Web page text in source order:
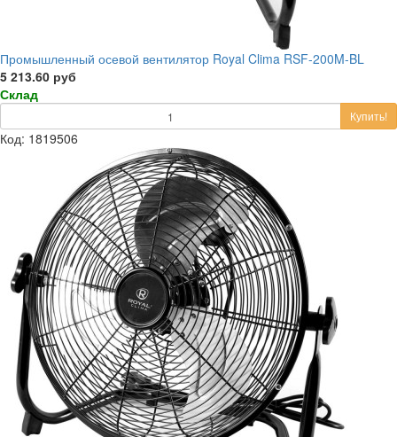
Промышленный осевой вентилятор Royal Clima RSF-200M-BL
5 213.60 руб
Склад
Купить!
Код: 1819506